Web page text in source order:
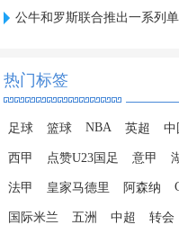
公牛和罗斯联合推出一系列
热门标签
足球 篮球 NBA 英超 中
西甲 点赞U23国足 意甲
法甲 皇家马德里 阿森纳
国际米兰 五洲 中超 转会